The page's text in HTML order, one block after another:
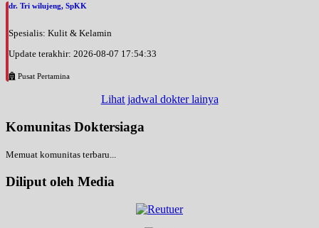
dr. Tri wilujeng, SpKK
Spesialis: Kulit & Kelamin
Update terakhir: 2026-08-07 17:54:33
Pusat Pertamina
Lihat jadwal dokter lainya
Komunitas Doktersiaga
Memuat komunitas terbaru...
Diliput oleh Media